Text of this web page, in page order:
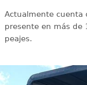
Actualmente cuenta
presente en más de
peajes.